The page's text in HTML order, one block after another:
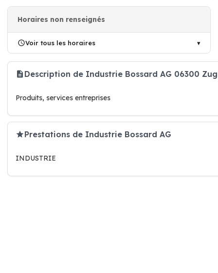
Horaires non renseignés
Voir tous les horaires
Description de Industrie Bossard AG 06300 Zug
Produits, services entreprises
Prestations de Industrie Bossard AG
INDUSTRIE